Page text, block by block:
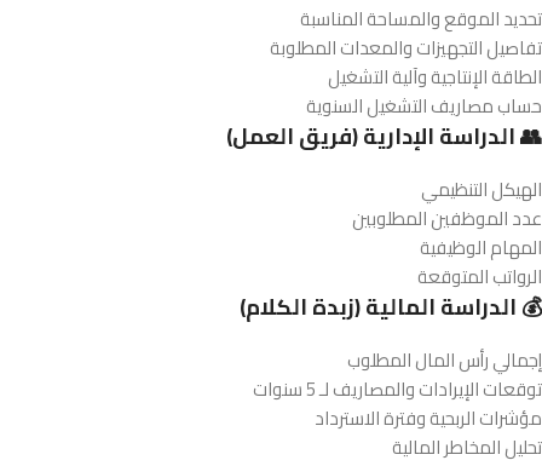
تحديد الموقع والمساحة المناسبة
تفاصيل التجهيزات والمعدات المطلوبة
الطاقة الإنتاجية وآلية التشغيل
حساب مصاريف التشغيل السنوية
👥 الدراسة الإدارية (فريق العمل)
الهيكل التنظيمي
عدد الموظفين المطلوبين
المهام الوظيفية
الرواتب المتوقعة
💰 الدراسة المالية (زبدة الكلام)
إجمالي رأس المال المطلوب
توقعات الإيرادات والمصاريف لـ 5 سنوات
مؤشرات الربحية وفترة الاسترداد
تحليل المخاطر المالية